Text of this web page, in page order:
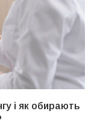
і як обирають